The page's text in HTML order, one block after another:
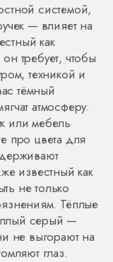
системой,
— влияет на
как
он требует, чтобы
техникой и
тёмный
атмосферу.
или мебель
про цвета для
известный как
не только
Тёплые
серый —
не выгорают на
глаз.